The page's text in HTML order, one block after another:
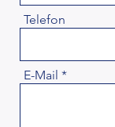
Telefon
E-Mail